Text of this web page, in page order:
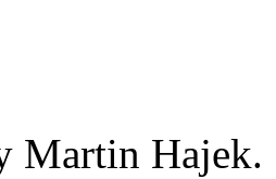
Martin Hajek.